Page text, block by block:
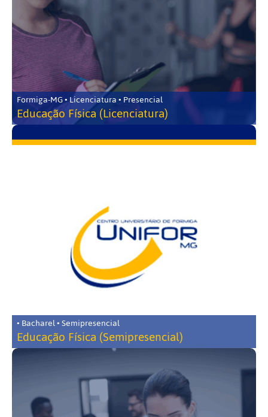
Formiga-MG • Licenciatura • Presencial
Educação Física (Licenciatura)
• Bacharel • Semipresencial
Educação Física (Semipresencial)